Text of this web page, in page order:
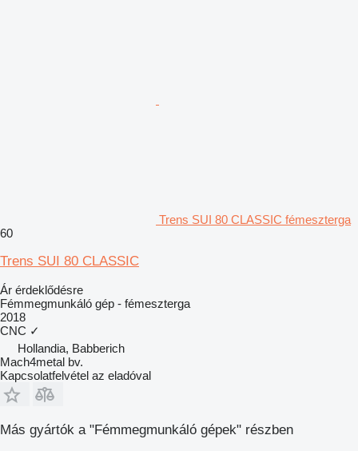
Trens SUI 80 CLASSIC fémeszterga
60
Trens SUI 80 CLASSIC
Ár érdeklődésre
Fémmegmunkáló gép - fémeszterga
2018
CNC ✓
Hollandia, Babberich
Mach4metal bv.
Kapcsolatfelvétel az eladóval
Más gyártók a "Fémmegmunkáló gépek" részben